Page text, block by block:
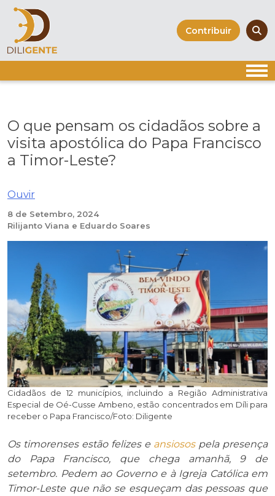
Skip
content
Contribuir
O que pensam os cidadãos sobre a
visita apostólica do Papa Francisco
a Timor-Leste?
Ouvir
8 de Setembro, 2024
Rilijanto Viana e Eduardo Soares
Cidadãos de 12 municípios, incluindo a Região Administrativa
Especial de Oé-Cusse Ambeno, estão concentrados em Díli para
receber o Papa Francisco/Foto: Diligente
Os timorenses estão felizes e ansiosospela presença
do Papa Francisco, que chega amanhã, 9 de
setembro. Pedem ao Governo e à Igreja Católica em
Timor-Leste que não se esqueçam daspessoas que